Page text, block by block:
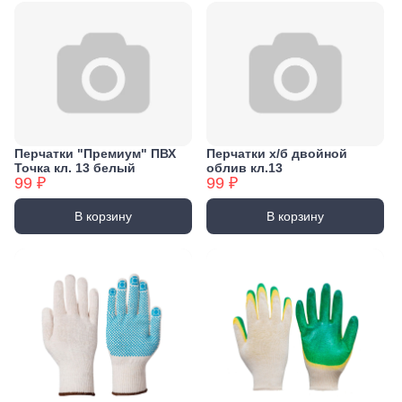
Перчатки "Премиум" ПВХ
Точка кл. 13 белый
99 ₽
В корзину
Перчатки х/б двойной
облив кл.13
99 ₽
В корзину